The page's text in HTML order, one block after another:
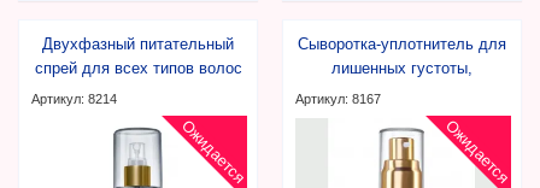
Двухфазный питательный
спрей для всех типов волос
Артикул: 8214
Ожидается
Сыворотка-уплотнитель для
лишенных густоты,
истонченных волос
Артикул: 8167
Ожидается